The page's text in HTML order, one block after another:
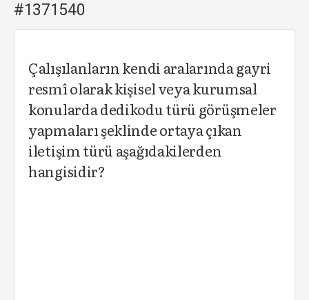
#1371540
Çalışılanların kendi aralarında gayri
resmî olarak kişisel veya kurumsal
konularda dedikodu türü görüşmeler
yapmaları şeklinde ortaya çıkan
iletişim türü aşağıdakilerden
hangisidir?